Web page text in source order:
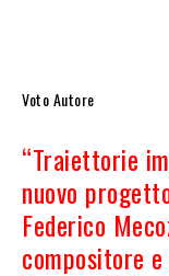
Voto Autore
“Traiettorie
nuovo
Federico
compositore